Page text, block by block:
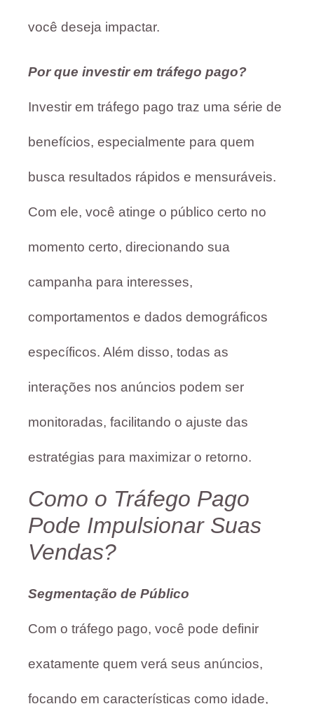
você deseja impactar.
Por que investir em tráfego pago?
Investir em tráfego pago traz uma série de
benefícios, especialmente para quem
busca resultados rápidos e mensuráveis.
Com ele, você atinge o público certo no
momento certo, direcionando sua
campanha para interesses,
comportamentos e dados demográficos
específicos. Além disso, todas as
interações nos anúncios podem ser
monitoradas, facilitando o ajuste das
estratégias para maximizar o retorno.
Como o Tráfego Pago
Pode Impulsionar Suas
Vendas?
Segmentação de Público
Com o tráfego pago, você pode definir
exatamente quem verá seus anúncios,
focando em características como idade,